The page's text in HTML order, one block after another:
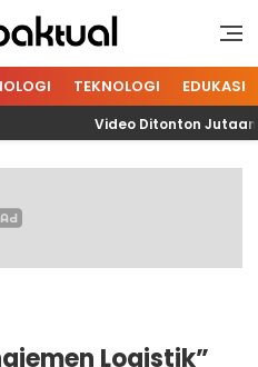
Aktual
TEKNOLOGI EDUKASI
Video Ditonton Jutaan Kali,
Logistik”